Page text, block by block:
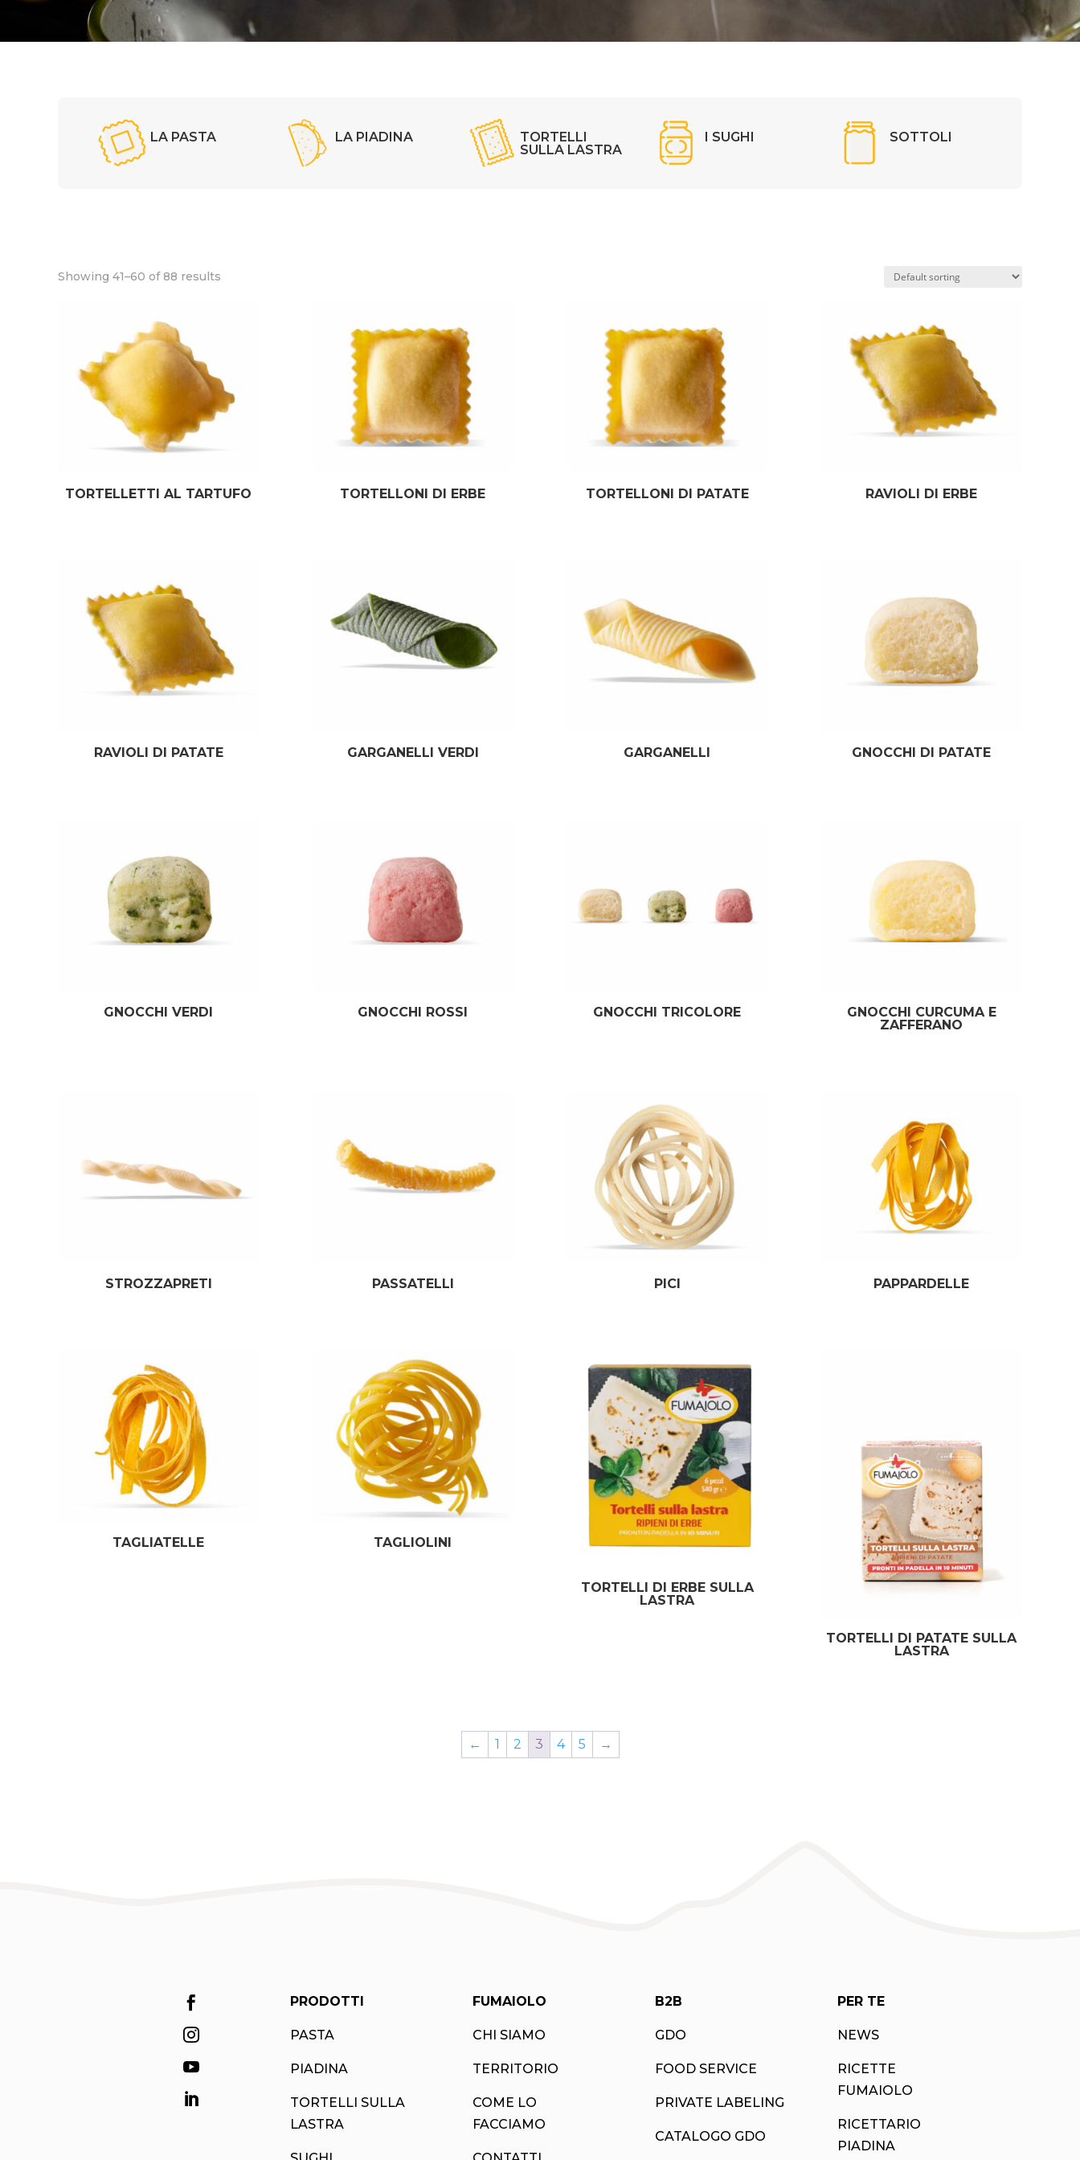
LA PASTA LA PIADINA
TORTELLI
SULLA LASTRA
I SUGHI SOTTOLI
Showing 41–60 of 88 results
TORTELLETTI AL TARTUFO TORTELLONI DI ERBE TORTELLONI DI PATATE RAVIOLI DI ERBE
RAVIOLI DI PATATE GARGANELLI VERDI GARGANELLI GNOCCHI DI PATATE
GNOCCHI VERDI GNOCCHI ROSSI GNOCCHI TRICOLORE
GNOCCHI CURCUMA E
ZAFFERANO
STROZZAPRETI PASSATELLI PICI PAPPARDELLE
TAGLIATELLE TAGLIOLINI
TORTELLI DI ERBE SULLA
LASTRA
TORTELLI DI PATATE SULLA
LASTRA
← 1 2 3 4 5 →




PRODOTTI
PASTA
PIADINA
TORTELLI SULLA
LASTRA
FUMAIOLO
CHI SIAMO
TERRITORIO
COME LO
FACCIAMO
B2B
GDO
FOOD SERVICE
PRIVATE LABELING
CATALOGO GDO
PER TE
NEWS
RICETTE
FUMAIOLO
RICETTARIO
PIADINA